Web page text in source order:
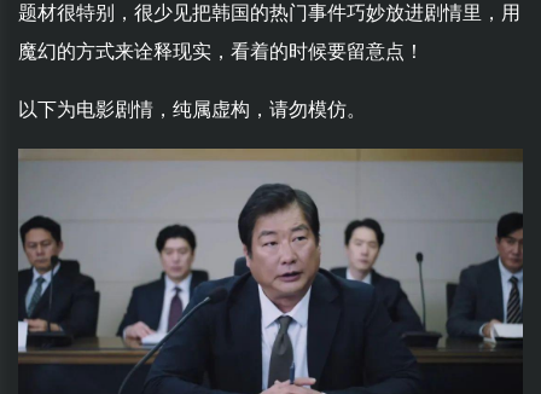
题材很特别，很少见把韩国的热门事件巧妙放进剧情里，用
魔幻的方式来诠释现实，看着的时候要留意点！
以下为电影剧情，纯属虚构，请勿模仿。